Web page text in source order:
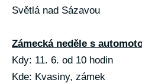
Světlá nad Sázavou
Zámecká neděle s
Kdy: 11. 6. od 10 hodin
Kde: Kvasiny, zámek